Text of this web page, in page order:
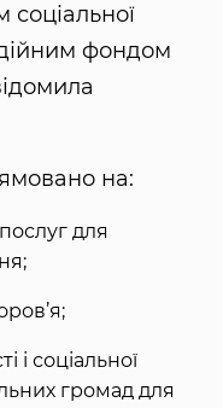
соціальної
фондом
на:
для
і соціальної
громад для